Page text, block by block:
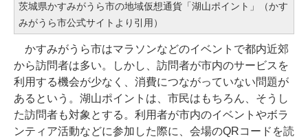
茨城県かすみがうら市の地域仮想通貨「湖山ポイント」（かす
みがうら市公式サイトより引用）
かすみがうら市はマラソンなどのイベントで都内近郊
から訪問者は多い。しかし、訪問者が市内のサービスを
利用する機会が少なく、消費につながっていない問題が
あるという。湖山ポイントは、市民はもちろん、そうし
た訪問者も対象とする。利用者が市内のイベントやボラ
ンティア活動などに参加した際に、会場のQRコードを読